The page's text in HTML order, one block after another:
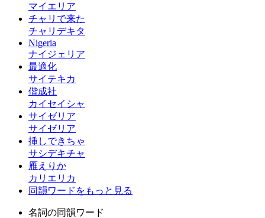
マイエリア
チャリで来た
チャリデキタ
Nigeria
ナイジェリア
最適化
サイテキカ
偕成社
カイセイシャ
サイゼリア
サイゼリア
挿しできちゃ
サシデキチャ
雁えりか
カリエリカ
同韻ワードをもっと見る
名詞の同韻ワード